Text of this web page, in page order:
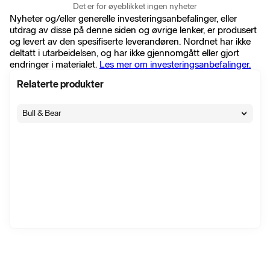
Det er for øyeblikket ingen nyheter
Nyheter og/eller generelle investeringsanbefalinger, eller
utdrag av disse på denne siden og øvrige lenker, er produsert
og levert av den spesifiserte leverandøren. Nordnet har ikke
deltatt i utarbeidelsen, og har ikke gjennomgått eller gjort
endringer i materialet. Les mer om investeringsanbefalinger.
Relaterte produkter
Bull & Bear